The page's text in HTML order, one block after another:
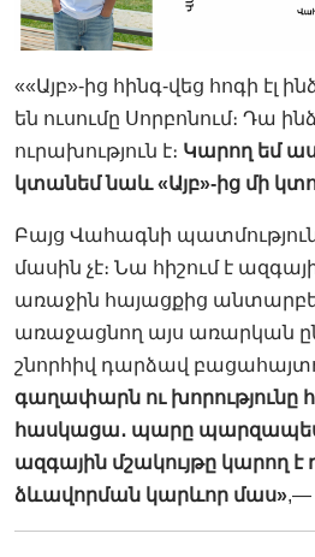
««Այբ»-ից հինգ-վեց հոգի էլ
են ուսումը Սորբոնում։ Դա
ուրախություն է։ Կարող եմ
կտանեմ նաև «Այբ»-ից մի
Բայց Վահագնի
մասին չէ։ Նա հիշում է
առաջին հայացքից
առաջացնող այս առարկան
շնորհիվ դարձավ
գաղափարն ու խորությունը
հասկացա․ պարը պարզապես
ազգային մշակույթը կարող է
ձևավորման կարևոր մաս»,—